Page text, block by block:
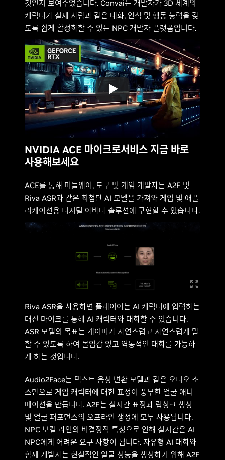
것인지 보여주었습니다. Convai는 개발자가 3D 세계의
캐릭터가 실제 사람과 같은 대화, 인식 및 행동 능력을 갖
도록 쉽게 활성화할 수 있는 NPC 개발자 플랫폼입니다.
NVIDIA ACE 마이크로서비스 지금 바로
사용해보세요
ACE를 통해 미들웨어, 도구 및 게임 개발자는 A2F 및
Riva ASR과 같은 최첨단 AI 모델을 가져와 게임 및 애플
리케이션용 디지털 아바타 솔루션에 구현할 수 있습니다.
Riva ASR을 사용하면 플레이어는 AI 캐릭터에 입력하는
대신 마이크를 통해 AI 캐릭터와 대화할 수 있습니다.
ASR 모델의 목표는 게이머가 자연스럽고 자연스럽게 말
할 수 있도록 하여 몰입감 있고 역동적인 대화를 가능하
게 하는 것입니다.
Audio2Face는 텍스트 음성 변환 모델과 같은 오디오 소
스만으로 게임 캐릭터에 대한 표정이 풍부한 얼굴 애니
메이션을 만듭니다. A2F는 실시간 표정과 립싱크 생성
및 얼굴 퍼포먼스의 오프라인 생성에 모두 사용됩니다.
NPC 보컬 라인의 비결정적 특성으로 인해 실시간은 AI
NPC에게 어려운 요구 사항이 됩니다. 자유형 AI 대화와
함께 개발자는 현실적인 얼굴 성능을 생성하기 위해 A2F